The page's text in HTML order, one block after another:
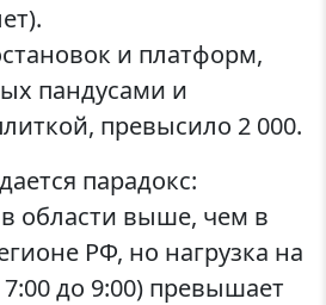
и платформ,
пандусами и
превысило 2 000.
парадокс:
в области выше, чем в
РФ, но нагрузка на
до 9:00) превышает